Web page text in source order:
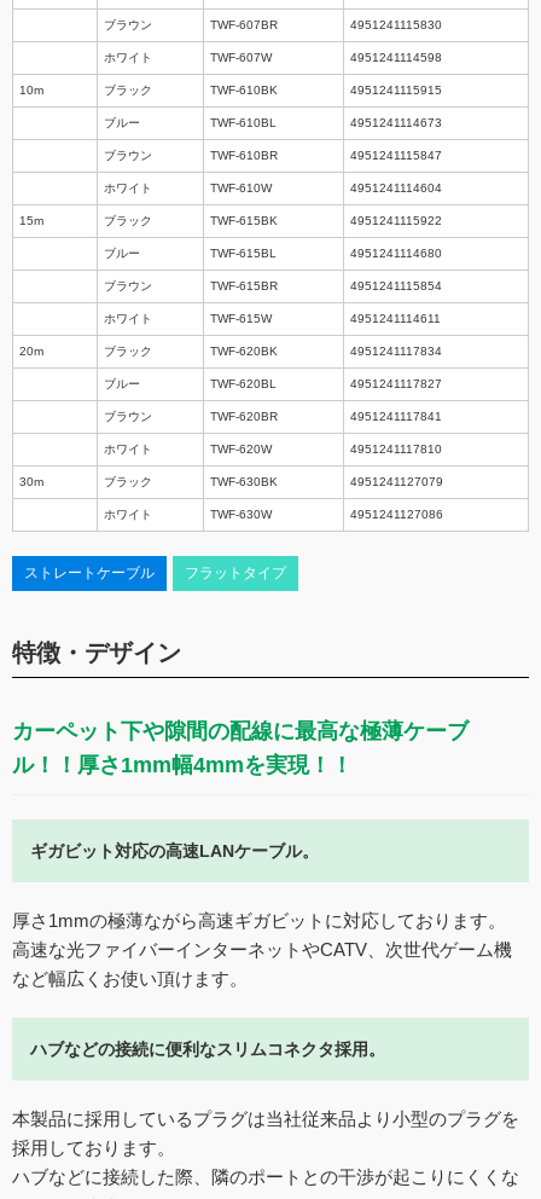
ブラウン TWF-607BR 4951241115830
ホワイト TWF-607W 4951241114598
10m ブラック TWF-610BK 4951241115915
ブルー TWF-610BL 4951241114673
ブラウン TWF-610BR 4951241115847
ホワイト TWF-610W 4951241114604
15m ブラック TWF-615BK 4951241115922
ブルー TWF-615BL 4951241114680
ブラウン TWF-615BR 4951241115854
ホワイト TWF-615W 4951241114611
20m ブラック TWF-620BK 4951241117834
ブルー TWF-620BL 4951241117827
ブラウン TWF-620BR 4951241117841
ホワイト TWF-620W 4951241117810
30m ブラック TWF-630BK 4951241127079
ホワイト TWF-630W 4951241127086
ストレートケーブル フラットタイプ
特徴・デザイン
カーペット下や隙間の配線に最高な極薄ケーブ
ル！！厚さ1mm幅4mmを実現！！
ギガビット対応の高速LANケーブル。
厚さ1mmの極薄ながら高速ギガビットに対応しております。
高速な光ファイバーインターネットやCATV、次世代ゲーム機
など幅広くお使い頂けます。
ハブなどの接続に便利なスリムコネクタ採用。
本製品に採用しているプラグは当社従来品より小型のプラグを
採用しております。
ハブなどに接続した際、隣のポートとの干渉が起こりにくくな